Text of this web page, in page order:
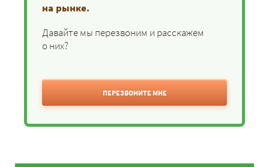
на рынке.
Давайте мы перезвоним и расскажем
о них?
ПЕРЕЗВОНИТЕ МНЕ